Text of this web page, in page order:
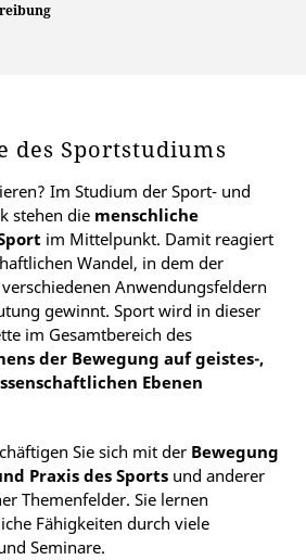
des Sportstudiums
Im Studium der Sport- und
stehen die menschliche
im Mittelpunkt. Damit reagiert
Wandel, in dem der
Anwendungsfeldern
gewinnt. Sport wird in dieser
im Gesamtbereich des
der Bewegung auf geistes-,
Ebenen
Sie sich mit der Bewegung
Praxis des Sports und anderer
Themenfelder. Sie lernen
Fähigkeiten durch viele
Seminare.